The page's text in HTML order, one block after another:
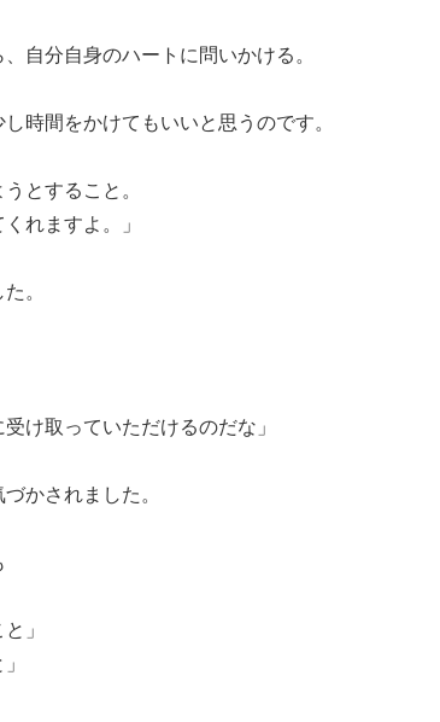
自分自身のハートに問いかける。
時間をかけてもいいと思うのです。
とすること。
れますよ。」
。
け取っていただけるのだな」
かされました。
」